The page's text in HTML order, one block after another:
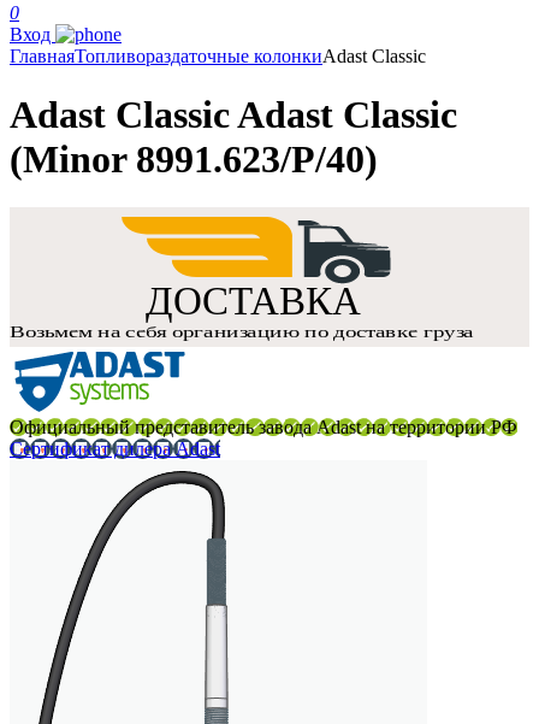
0
Вход
ГлавнаяТопливораздаточные колонкиAdast Classic
Adast Classic Adast Classic
(Minor 8991.623/P/40)
Официальный представитель завода Adast на территории РФ
Сертификат дилера Adast